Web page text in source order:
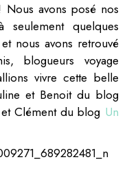
Nous avons posé nos
quelques
nous avons retrouvé
blogueurs voyage
vivre cette belle
et Benoit du blog
Clément du blog Un